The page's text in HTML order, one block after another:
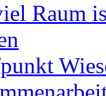
Raum